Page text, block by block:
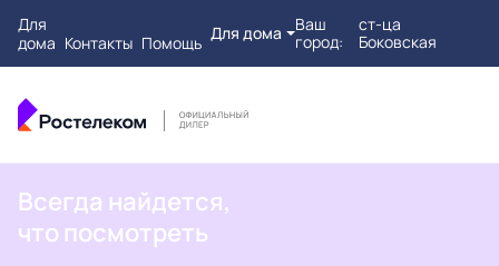
Для
дома Контакты Помощь Для дома
Ваш
город:
ст-ца
Боковская
Всегда найдется,
что посмотреть